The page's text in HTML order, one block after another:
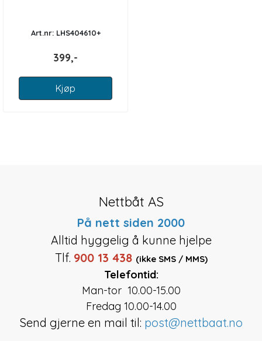
Art.nr: LHS404610+
399,-
Kjøp
Nettbåt AS
På nett siden 2000
Alltid hyggelig å kunne hjelpe
Tlf. 900 13 438 (ikke SMS / MMS)
Telefontid:
Man-tor 10.00-15.00
Fredag 10.00-14.00
Send gjerne en mail til: post@nettbaat.no